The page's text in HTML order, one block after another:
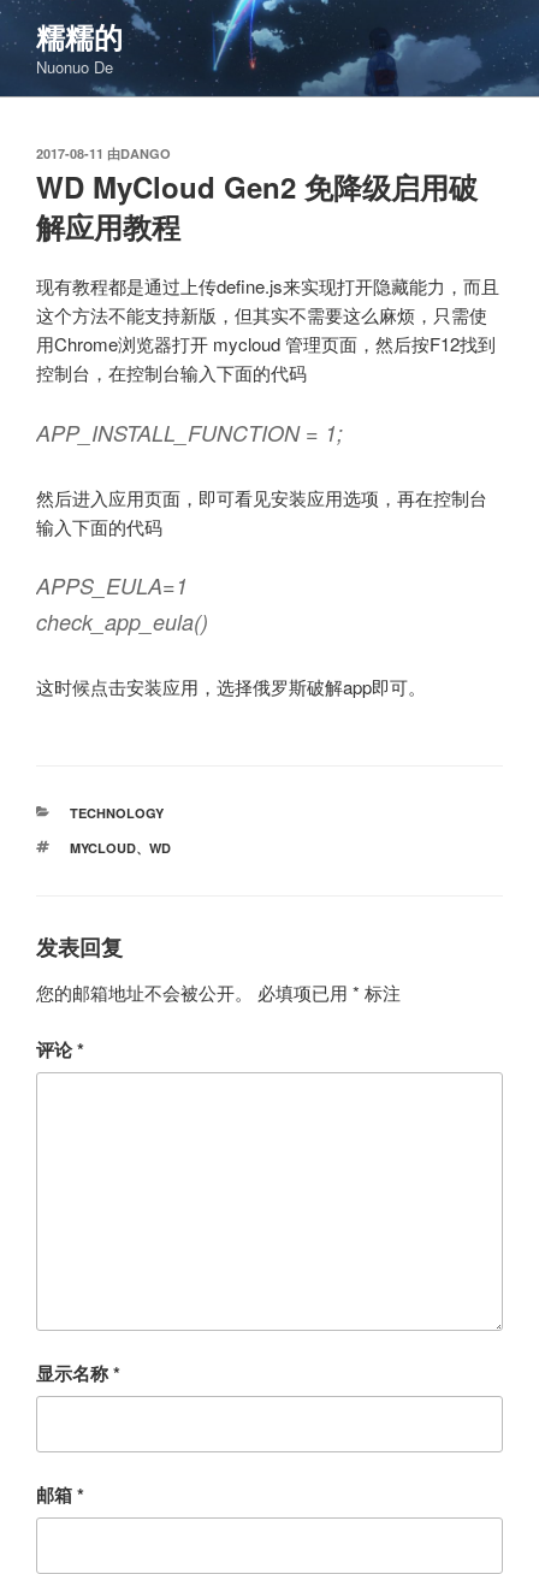
跳
至
容
糯糯的
Nuonuo De
发
布
于
2017-08-11 由DANGO
WD MyCloud Gen2 免降级启用破
解应用教程
现有教程都是通过上传define.js来实现打开隐藏能力，而且
这个方法不能支持新版，但其实不需要这么麻烦，只需使
用Chrome浏览器打开 mycloud 管理页面，然后按F12找到
控制台，在控制台输入下面的代码
APP_INSTALL_FUNCTION = 1;
然后进入应用页面，即可看见安装应用选项，再在控制台
输入下面的代码
APPS_EULA=1
check_app_eula()
这时候点击安装应用，选择俄罗斯破解app即可。
分
TECHNOLOGY
标
MYCLOUD、 WD
发表回复
您的邮箱地址不会被公开。 必填项已用 * 标注
评论*
显示名称*
邮箱*